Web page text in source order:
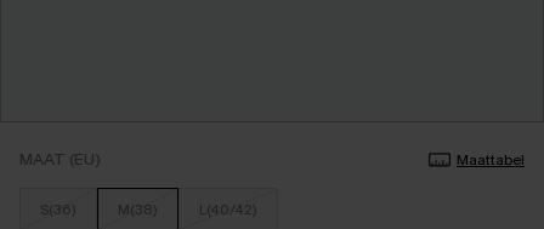
MAAT (EU) Maattabel
S(36) M(38) L(40/42)